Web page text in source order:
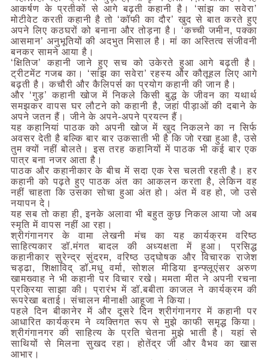
आकर्षण के प्रतीकों से आगे बढ़ती कहानी है। ‘सांझ का सवेरा’
मोटीवेट करती कहानी है तो ‘कॉफी का दौर’ खुद से बात करते हुए
अपने लिए कठघरों को बनाना और तोड़ना है। ‘कच्ची जमीन, पक्का
आसमान’ अनुभूतियों की अदभुत मिसाल है। मां का अस्तित्व संजीवनी
बनकर सामने आया है।
‘क्षितिज’ कहानी जाने हुए सच को उकेरते हुआ आगे बढ़ती है।
ट्रीटमेंट गजब का। ‘सांझ का सवेरा’ रहस्य और कौतूहल लिए आगे
बढ़ती है। कचौरी और कैलिपर्स का प्रयोग कहानी की जान है।
और ‘गुड़’ कहानी खोज में निकले किसी बुद्ध के जीवन का यथार्थ
समझकर वापस घर लौटने को कहानी है, जहां पीड़ाओं की दबाने के
अपने जतन हैं। जीने के अपने-अपने प्रयत्न हैं।
यह कहानियां पाठक को अपनी खोज में खुद निकलने का न सिर्फ
अवसर देती है बल्कि बार बार उकसाती भी है कि जो रखा हुआ है, उसे
तुम क्यों नहीं बोलते। इस तरह कहानियों में पाठक भी कई बार एक
पात्र बना नजर आता है।
पाठक और कहानीकार के बीच में सदा एक रेस चलती रहती है। हर
कहानी को पढ़ते हुए पाठक अंत का आकलन करता है, लेकिन वह
नहीं चाहता कि उसका सोचा हुआ अंत हो। अंत में वह हो, जो उसे
नयापन दे।
यह सब तो कहा ही, इनके अलावा भी बहुत कुछ निकल आया जो अब
स्मृति में वापस नहीं आ रहा।
श्रीगंगानगर के वामा लेखनी मंच का यह कार्यक्रम वरिष्ठ
साहित्यकार डॉ.मंगत बादल की अध्यक्षता में हुआ। प्रसिद्ध
कहानीकार सुरेन्द्र सुंदरम, वरिष्ठ उद्घोषक और विचारक राजेश
चड्ढा, शिक्षाविद् डॉ.मधु वर्मा, सोशल मीडिया इन्फ्लूएंसर अरुण
खामख्वाह ने भी कहानी पर विचार रखे। ममता मीत ने अपनी रचना
प्रक्रिया साझा की। प्रारंभ में डॉ.बबीता काजल ने कार्यक्रम की
रूपरेखा बताई। संचालन मीनाक्षी आहूजा ने किया।
पहले दिन बीकानेर में और दूसरे दिन श्रीगंगानगर में कहानी पर
आधारित कार्यक्रम ने व्यक्तिगत रूप से मुझे काफी समृद्ध किया।
श्रीगंगानगर की साहित्य के प्रति चेतना मुझे भाती है। यहां से
साथियों से मिलना सुखद रहा। होतेंद्र जी और वैभव का खास
आभार।